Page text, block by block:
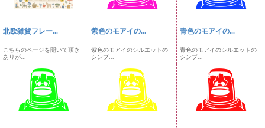
北欧雑貨フレー...
こちらのページを開いて頂き
ありが...
紫色のモアイの...
紫色のモアイのシルエットの
シンプ...
青色のモアイの...
青色のモアイのシルエットの
シンプ...